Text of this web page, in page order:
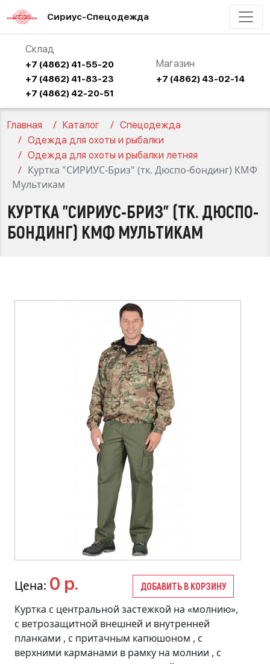
Сириус-Спецодежда
Склад
+7 (4862) 41-55-20
+7 (4862) 41-83-23
+7 (4862) 42-20-51
Магазин
+7 (4862) 43-02-14
Главная Каталог
Спецодежда
Одежда для охоты и рыбалки
Одежда для охоты и рыбалки летняя
Куртка "СИРИУС-Бриз" (тк. Дюспо-бондинг) КМФ
Мультикам
КУРТКА "СИРИУС-БРИЗ" (ТК. ДЮСПО-
БОНДИНГ) КМФ МУЛЬТИКАМ
Цена: 0 р. ДОБАВИТЬ В КОРЗИНУ
Куртка с центральной застежкой на «молнию»,
с ветрозащитной внешней и внутренней
планками , с притачным капюшоном , с
верхними карманами в рамку на молнии , с